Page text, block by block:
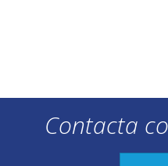
Contacta